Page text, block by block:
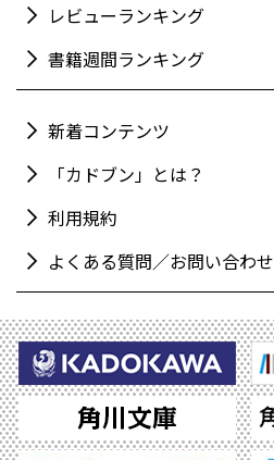
レビューランキング
書籍週間ランキング
新着コンテンツ
「カドブン」とは？
利用規約
よくある質問／お問い合わせ